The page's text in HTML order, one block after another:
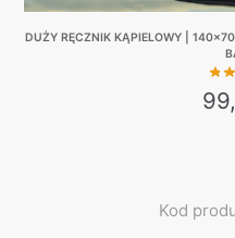
DUŻY RĘCZNIK KĄPIELOWY |
Kod